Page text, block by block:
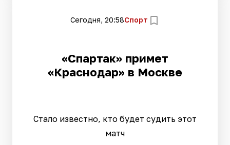
Сегодня, 20:58Спорт
«Спартак» примет
«Краснодар» в Москве
Стало известно, кто будет судить этот
матч